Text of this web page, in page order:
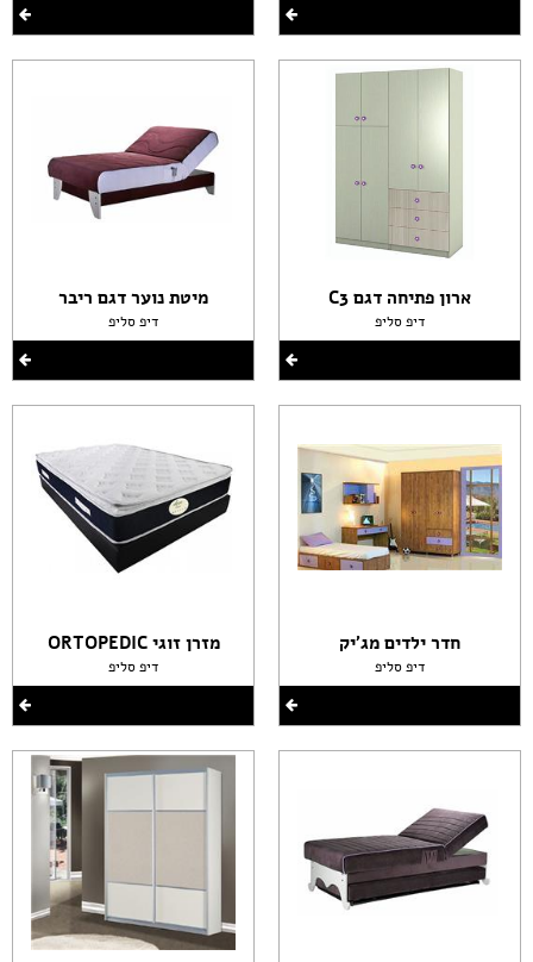
ארון פתיחה דגם C3
דיפ סליפ
חדר ילדים מג'יק
דיפ סליפ
מיטת נוער דגם ריבר
דיפ סליפ
מזרן זוגי ORTOPEDIC
דיפ סליפ